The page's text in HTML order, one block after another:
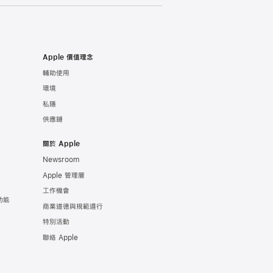
能
Apple 價值理念
輔助使用
環境
私隱
供應鏈
關於 Apple
Newsroom
Apple 管理層
工作機會
商業道德與規範遵行
特別活動
聯絡 Apple